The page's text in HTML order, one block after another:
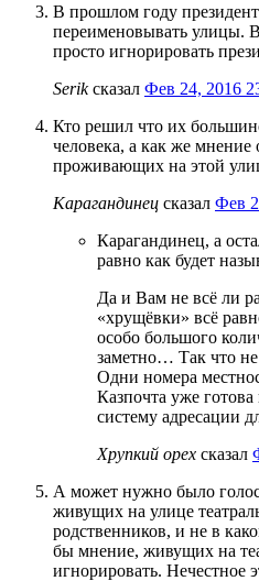
В прошлом году
переименовывать улицы.
просто игнорировать
Serikсказал Фев 24, 2016
Кто решил что их
человека, а как же мнение
проживающих на этой
Карагандинец сказал Фев
Карагандинец, а
равно как будет
Да и Вам не всё ли
«хрущёвки» всё
особо большого
заметно… Так что
Одни номера
Казпочта уже
систему адресации
Хрупкий орех сказал
А может нужно было
живущих на улице
родственников, и не в
бы мнение, живущих на
игнорировать. Нечестное